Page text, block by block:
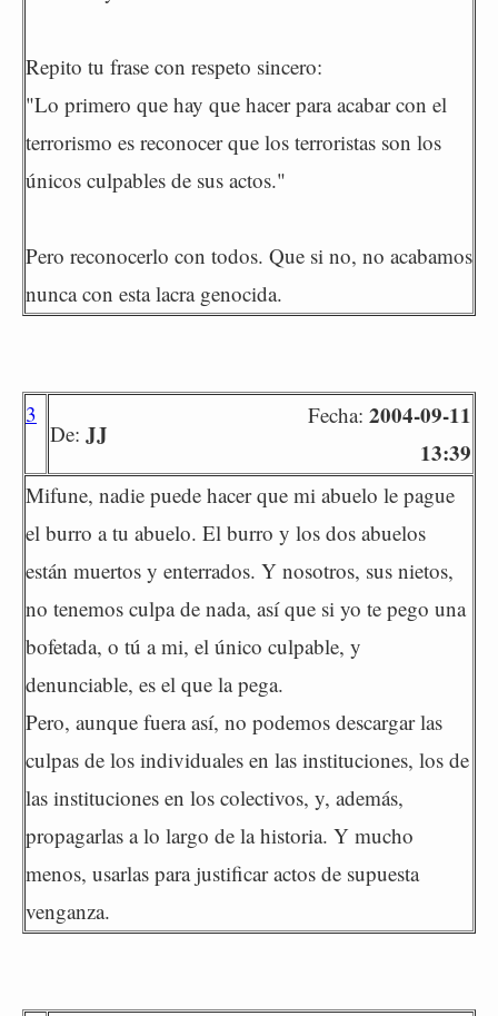
Repito tu frase con respeto sincero:
"Lo primero que hay que hacer para acabar con el
terrorismo es reconocer que los terroristas son los
únicos culpables de sus actos."
Pero reconocerlo con todos. Que si no, no acabamos
nunca con esta lacra genocida.
3
De: JJ
Fecha: 2004-09-11
13:39
Mifune, nadie puede hacer que mi abuelo le pague
el burro a tu abuelo. El burro y los dos abuelos
están muertos y enterrados. Y nosotros, sus nietos,
no tenemos culpa de nada, así que si yo te pego una
bofetada, o tú a mi, el único culpable, y
denunciable, es el que la pega.
Pero, aunque fuera así, no podemos descargar las
culpas de los individuales en las instituciones, los de
las instituciones en los colectivos, y, además,
propagarlas a lo largo de la historia. Y mucho
menos, usarlas para justificar actos de supuesta
venganza.